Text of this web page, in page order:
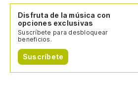
Disfruta de la música con
opciones exclusivas
Suscríbete para desbloquear
beneficios.
Suscríbete